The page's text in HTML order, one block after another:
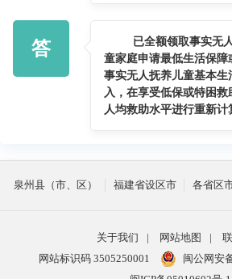
答
已全额领取事实无
童家庭申请最低生活保障
事实无人抚养儿童基本
入，在享受低保或特困
人均救助水平进行重新计
泉州县（市、区） 福建省设区市 各省区
关于我们 | 网站地图 |
网站标识码 3505250001
闽公网安